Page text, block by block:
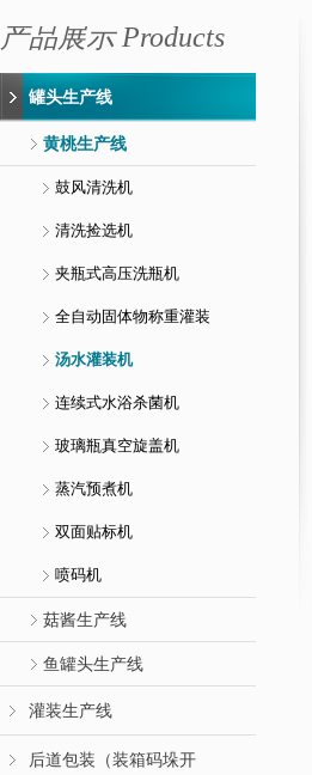
产品展示 Products
罐头生产线
黄桃生产线
鼓风清洗机
清洗捡选机
夹瓶式高压洗瓶机
全自动固体物称重灌装
汤水灌装机
连续式水浴杀菌机
玻璃瓶真空旋盖机
蒸汽预煮机
双面贴标机
喷码机
菇酱生产线
鱼罐头生产线
灌装生产线
后道包装（装箱码垛开